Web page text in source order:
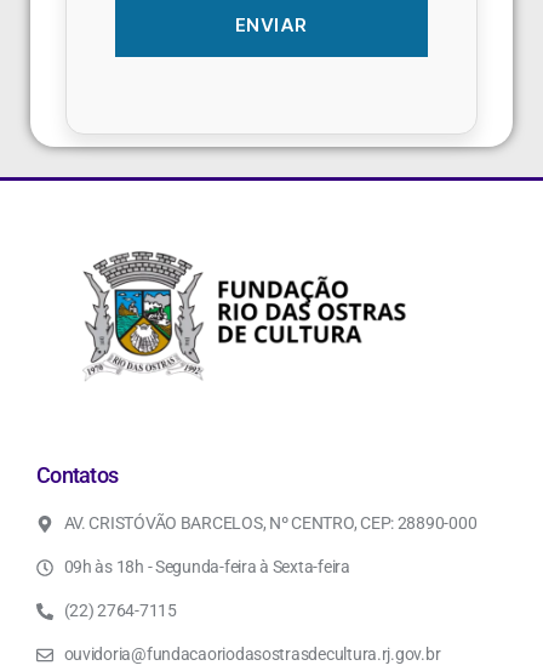
ENVIAR
Contatos
AV. CRISTÓVÃO BARCELOS, Nº CENTRO, CEP: 28890-000
09h às 18h - Segunda-feira à Sexta-feira
(22) 2764-7115
ouvidoria@fundacaoriodasostrasdecultura.rj.gov.br